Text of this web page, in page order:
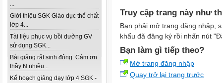
...
Giới thiệu SGK Giáo dục thể chất
lớp 4...
Tài liệu phục vụ bồi dưỡng GV
sử dụng SGK...
Bài giảng rất sinh động. Cảm ơn
thầy N nhiều...
Kế hoạch giảng dạy lớp 4 SGK -
Truy cập trang này như
Bạn phải mở trang đăng nhập,
khẩu đã đăng ký rồi nhấn nút
Bạn làm gì tiếp theo?
Mở trang đăng nhập
Quay trở lại trang trước